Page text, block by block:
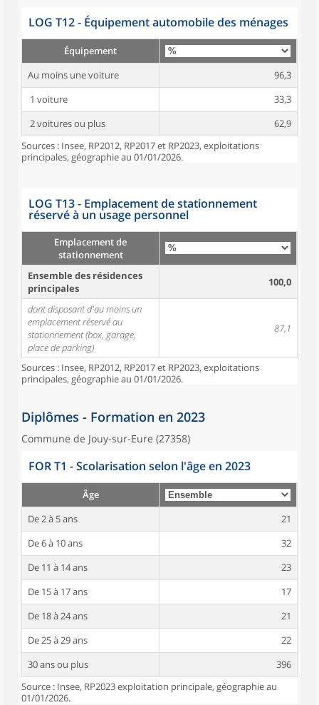
LOG T12 - Équipement automobile des ménages
Équipement
Au moins une voiture
96,3
1 voiture
33,3
2 voitures ou plus
62,9
Sources : Insee, RP2012, RP2017 et RP2023, exploitations
principales, géographie au 01/01/2026.
LOG T13 - Emplacement de stationnement
réservé à un usage personnel
Emplacement de
stationnement
Ensemble des résidences
principales
100,0
dont disposant d'au moins un
emplacement réservé au
stationnement (box, garage,
place de parking)
87,1
Sources : Insee, RP2012, RP2017 et RP2023, exploitations
principales, géographie au 01/01/2026.
Diplômes - Formation en 2023
Commune de Jouy-sur-Eure (27358)
FOR T1 - Scolarisation selon l'âge en 2023
Âge
De 2 à 5 ans
21
De 6 à 10 ans
32
De 11 à 14 ans
23
De 15 à 17 ans
17
De 18 à 24 ans
21
De 25 à 29 ans
22
30 ans ou plus
396
Source : Insee, RP2023 exploitation principale, géographie au
01/01/2026.